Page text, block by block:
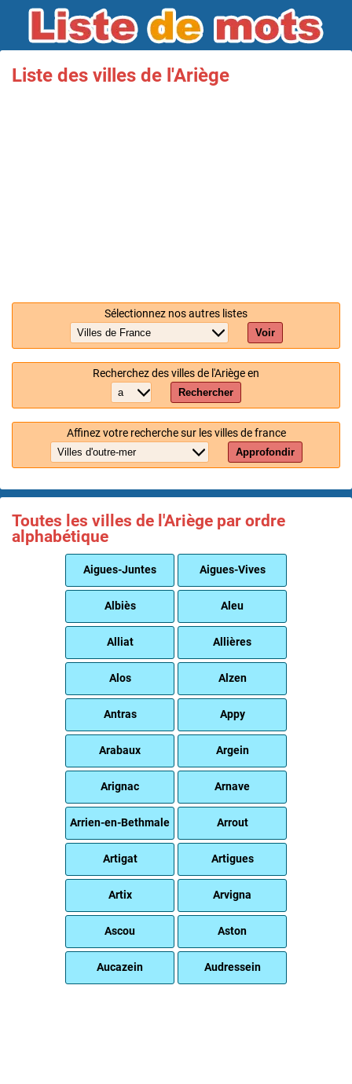
Liste des villes de l'Ariège
Sélectionnez nos autres listes
Voir
Recherchez des villes de l'Ariège en
Rechercher
Affinez votre recherche sur les villes de france
Approfondir
Toutes les villes de l'Ariège par ordre
alphabétique
Aigues-Juntes Aigues-Vives
Albiès Aleu
Alliat Allières
Alos Alzen
Antras Appy
Arabaux Argein
Arignac Arnave
Arrien-en-Bethmale Arrout
Artigat Artigues
Artix Arvigna
Ascou Aston
Aucazein Audressein